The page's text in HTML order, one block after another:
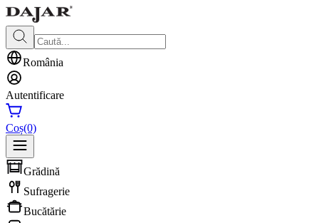
România
Autentificare
Coș(0)
Grădină
Sufragerie
Bucătărie